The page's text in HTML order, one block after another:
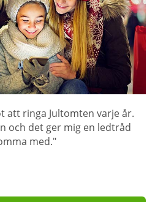
att ringa Jultomten varje år.
och det ger mig en ledtråd
med."